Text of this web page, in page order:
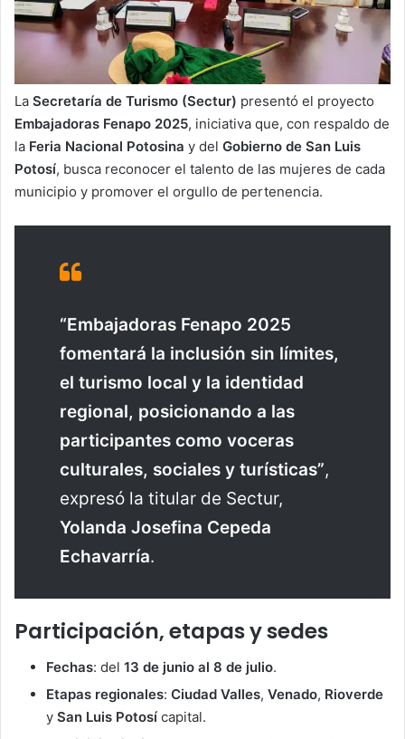
La Secretaría de Turismo (Sectur) presentó el proyecto
Embajadoras Fenapo 2025, iniciativa que, con respaldo de
la Feria Nacional Potosina y del Gobierno de San Luis
Potosí, busca reconocer el talento de las mujeres de cada
municipio y promover el orgullo de pertenencia.
“Embajadoras Fenapo 2025
fomentará la inclusión sin límites,
el turismo local y la identidad
regional, posicionando a las
participantes como voceras
culturales, sociales y turísticas”,
expresó la titular de Sectur,
Yolanda Josefina Cepeda
Echavarría.
Participación, etapas y sedes
Fechas: del 13 de junio al 8 de julio.
Etapas regionales: Ciudad Valles, Venado, Rioverde
y San Luis Potosí capital.